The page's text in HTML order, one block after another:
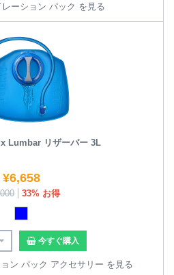
ーション パック を見る
Lumbar リザーバー 3L
¥6,658
33% お得
今すぐ購入
ン パック アクセサリー を見る